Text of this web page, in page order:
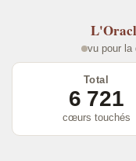
vu pour la
Total
6 721
cœurs touchés